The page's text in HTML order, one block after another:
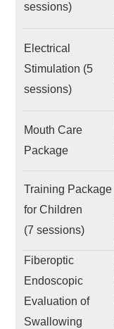
sessions)
Electrical
Stimulation (5
sessions)
Mouth Care
Package
Training Package
for Children
(7 sessions)
Fiberoptic
Endoscopic
Evaluation of
Swallowing